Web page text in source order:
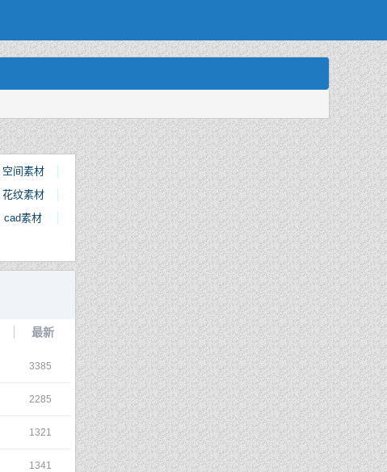
空间素材
花纹素材
cad素材
最新
3385
2285
1321
1341